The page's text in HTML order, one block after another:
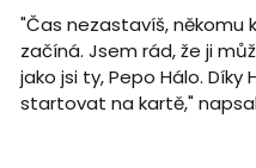
"Čas nezastavíš, někomu
začíná. Jsem rád, že ji
jako jsi ty, Pepo Hálo.
startovat na kartě,"